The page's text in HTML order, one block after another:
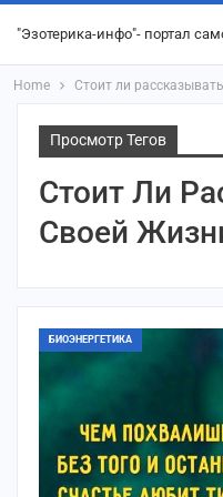
"Эзотерика-инфо"- портал
Home Стоит ли
Просмотр Тегов
Стоит Ли
Своей
БИОЭНЕРГЕТИКА